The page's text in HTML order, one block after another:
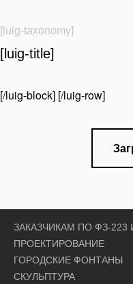
[luig-taxonomy]
[luig-title]
[/luig-block] [/luig-row]
ЗАКАЗЧИКАМ ПО ФЗ-223
ПРОЕКТИРОВАНИЕ
ГОРОДСКИЕ ФОНТАНЫ
СКУЛЬПТУРА